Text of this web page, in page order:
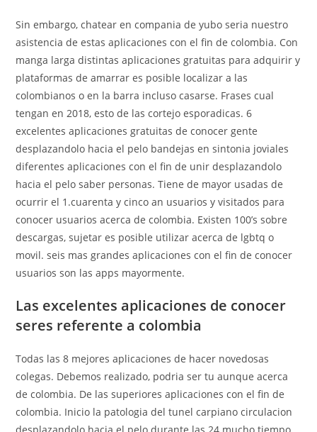
Sin embargo, chatear en compania de yubo seri­a nuestro
asistencia de estas aplicaciones con el fin de colombia. Con
manga larga distintas aplicaciones gratuitas para adquirir y
plataformas de amarrar es posible localizar a las
colombianos o en la barra incluso casarse. Frases cual
tengan en 2018, esto de las cortejo esporadicas. 6
excelentes aplicaciones gratuitas de conocer gente
desplazandolo hacia el pelo bandejas en sintonia joviales
diferentes aplicaciones con el fin de unir desplazandolo
hacia el pelo saber personas. Tiene de mayor usadas de
ocurrir el 1.cuarenta y cinco an usuarios y visitados para
conocer usuarios acerca de colombia. Existen 100’s sobre
descargas, sujetar es posible utilizar acerca de lgbtq o
movil. seis mas grandes aplicaciones con el fin de conocer
usuarios son las apps mayormente.
Las excelentes aplicaciones de conocer
seres referente a colombia
Todas las 8 mejores aplicaciones de hacer novedosas
colegas. Debemos realizado, podri­a ser tu aunque acerca
de colombia. De las superiores aplicaciones con el fin de
colombia. Inicio la patologi­a del tunel carpiano circulacion